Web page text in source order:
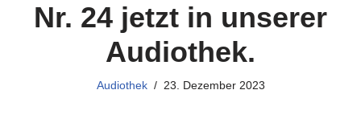
Nr. 24 jetzt in unserer
Audiothek.
Audiothek 23. Dezember 2023